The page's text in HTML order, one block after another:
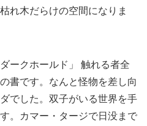
れ木だらけの空間になりま
ークホールド」 触れる者全
書です。なんと怪物を差し向
でした。双子がいる世界を手
。カマー・タージで日没まで